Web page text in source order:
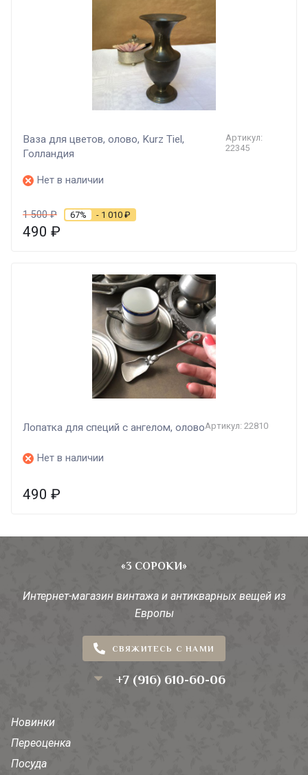
Ваза для цветов, олово, Kurz Tiel,
Голландия
Артикул:
22345
Нет в наличии
1 500₽ 67% - 1 010 ₽
490 ₽
Лопатка для специй с ангелом, оловоАртикул: 22810
Нет в наличии
490 ₽
«3 СОРОКИ»
Интернет-магазин винтажа и антикварных вещей из
Европы
СВЯЖИТЕСЬ С НАМИ
+7 (916) 610-60-06
Новинки
Переоценка
Посуда